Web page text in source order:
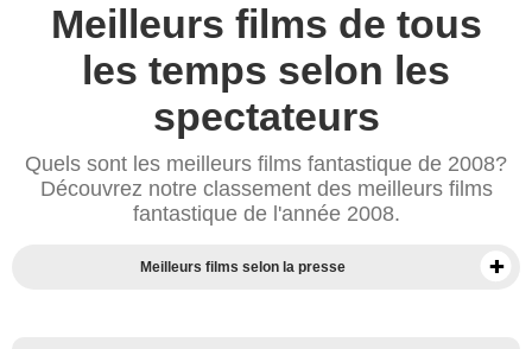
Meilleurs films de tous
les temps selon les
spectateurs
Quels sont les meilleurs films fantastique de 2008?
Découvrez notre classement des meilleurs films
fantastique de l'année 2008.
Meilleurs films selon la presse